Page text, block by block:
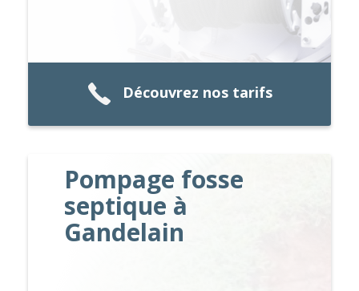
Découvrez nos tarifs
Pompage fosse
septique à
Gandelain